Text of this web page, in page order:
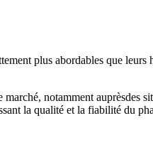
plus abordables que leurs
notamment auprèsdes
la qualité et la fiabilité du